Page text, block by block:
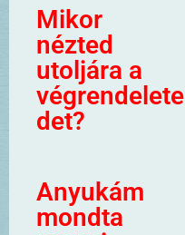
Mikor
nézted
utoljára a
végrendelete
det?
Anyukám
mondta